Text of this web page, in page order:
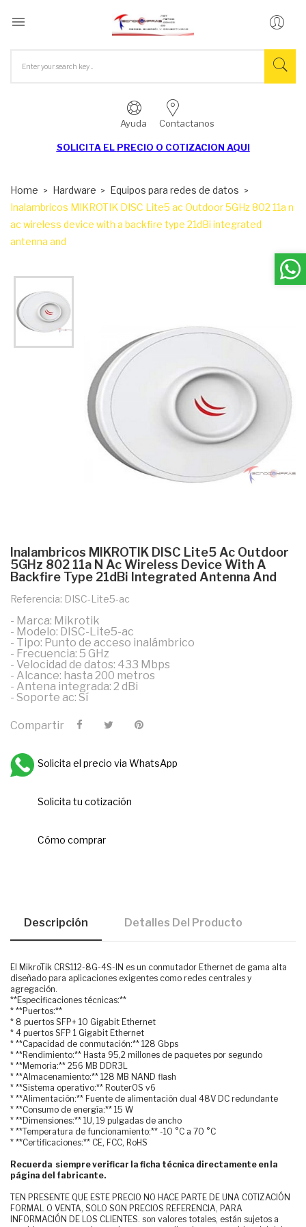

Ayuda Contactanos
SOLICITA EL PRECIO O COTIZACION AQUI
Home Hardware
Equipos para redes de datos
Inalambricos MIKROTIK DISC Lite5 ac Outdoor 5GHz 802 11a n
ac wireless device with a backfire type 21dBi integrated
antenna and
Inalambricos MIKROTIK DISC Lite5 Ac Outdoor
5GHz 802 11a N Ac Wireless Device With A
Backfire Type 21dBi Integrated Antenna And
Referencia: DISC-Lite5-ac
- Marca: Mikrotik
- Modelo: DISC-Lite5-ac
- Tipo: Punto de acceso inalámbrico
- Frecuencia: 5 GHz
- Velocidad de datos: 433 Mbps
- Alcance: hasta 200 metros
- Antena integrada: 2 dBi
- Soporte ac: Sí
Compartir
Solicita el precio via WhatsApp
Solicita tu cotización
Cómo comprar
Descripción Detalles Del Producto
El MikroTik CRS112-8G-4S-IN es un conmutador Ethernet de gama alta
diseñado para aplicaciones exigentes como redes centrales y
agregación.
**Especificaciones técnicas:**
* **Puertos:**
* 8 puertos SFP+ 10 Gigabit Ethernet
* 4 puertos SFP 1 Gigabit Ethernet
* **Capacidad de conmutación:** 128 Gbps
* **Rendimiento:** Hasta 95,2 millones de paquetes por segundo
* **Memoria:** 256 MB DDR3L
* **Almacenamiento:** 128 MB NAND flash
* **Sistema operativo:** RouterOS v6
* **Alimentación:** Fuente de alimentación dual 48V DC redundante
* **Consumo de energía:** 15 W
* **Dimensiones:** 1U, 19 pulgadas de ancho
* **Temperatura de funcionamiento:** -10 °C a 70 °C
* **Certificaciones:** CE, FCC, RoHS
Recuerda siempre verificar la ficha técnica directamente en la
página del fabricante.
TEN PRESENTE QUE ESTE PRECIO NO HACE PARTE DE UNA COTIZACIÓN
FORMAL O VENTA, SOLO SON PRECIOS REFERENCIA, PARA
INFORMACIÓN DE LOS CLIENTES. son valores totales, están sujetos a